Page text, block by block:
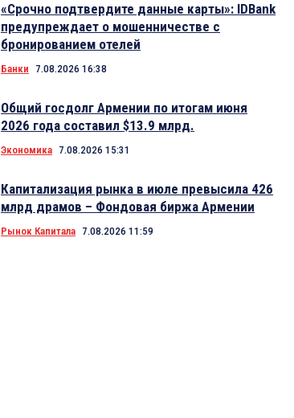
«Срочно подтвердите данные карты»: IDBank
предупреждает о мошенничестве с
бронированием отелей
Банки 7.08.2026 16:38
Общий госдолг Армении по итогам июня
2026 года составил $13.9 млрд.
Экономика 7.08.2026 15:31
Капитализация рынка в июле превысила 426
млрд драмов – Фондовая биржа Армении
Рынок Капитала 7.08.2026 11:59